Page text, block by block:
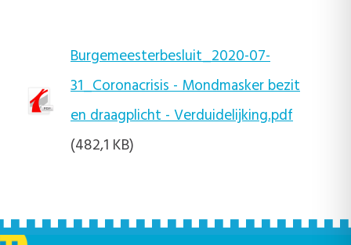
Burgemeesterbesluit_2020-07-
31_Coronacrisis - Mondmasker bezit
en draagplicht - Verduidelijking.pdf
(482,1 KB)